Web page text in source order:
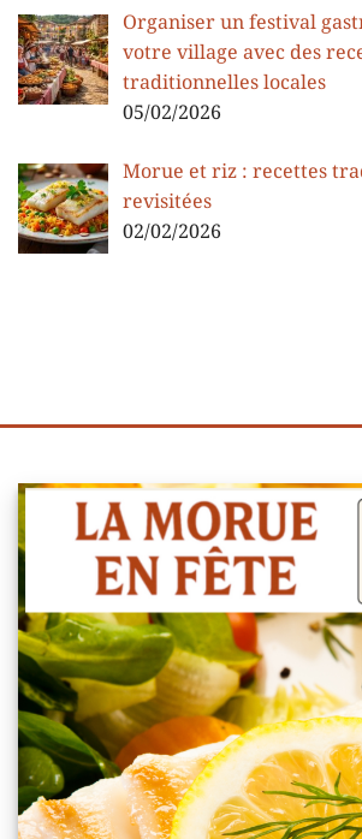
Organiser un festival
votre village avec des
traditionnelles locales
05/02/2026
Morue et riz : recettes
revisitées
02/02/2026